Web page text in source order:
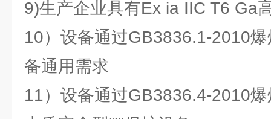
9)生产企业具有Ex ia IIC T6 Ga
10）设备通过GB3836.1-2010
备通用需求
11）设备通过GB3836.4-2010